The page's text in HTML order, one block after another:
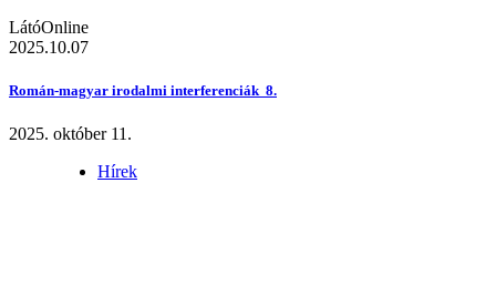
LátóOnline
2025.10.07
Román-magyar irodalmi interferenciák 8.
2025. október 11.
Hírek